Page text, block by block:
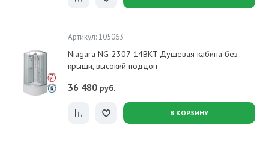
Артикул: 105063
Niagara NG-2307-14BKT Душевая кабина без
крыши, высокий поддон
36 480 руб.
В КОРЗИНУ